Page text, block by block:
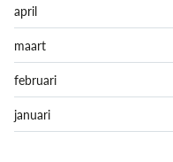
april
maart
februari
januari